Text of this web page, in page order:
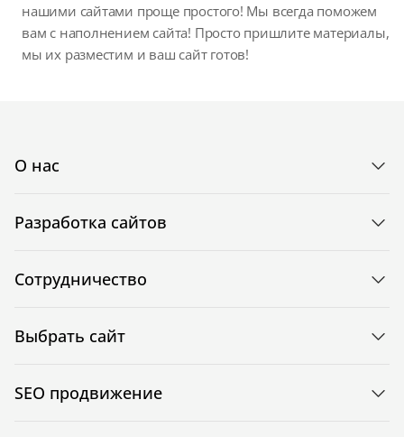
нашими сайтами проще простого! Мы всегда поможем
вам с наполнением сайта! Просто пришлите материалы,
мы их разместим и ваш сайт готов!
О нас
Разработка сайтов
Сотрудничество
Выбрать сайт
SEO продвижение